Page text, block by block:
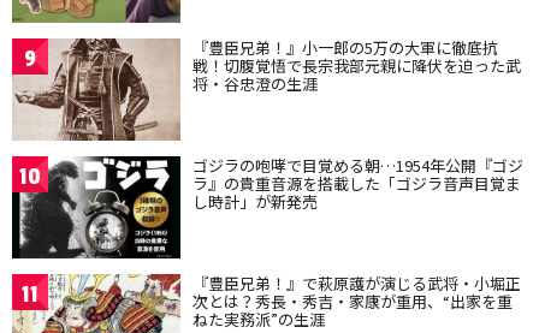
9 『豊臣兄弟！』小一郎の5万の大軍に徹底抗
戦！切腹覚悟で長宗我部元親に降伏を迫った武
将・谷忠澄の生涯
10 ゴジラの咆哮で目覚める朝…1954年公開『ゴジ
ラ』の貴重音源を搭載した「ゴジラ音声目覚ま
し時計」が新発売
11 『豊臣兄弟！』で萩原護が演じる武将・小堀正
次とは？秀長・秀吉・家康が重用、“出家を重
ねた実務派”の生涯